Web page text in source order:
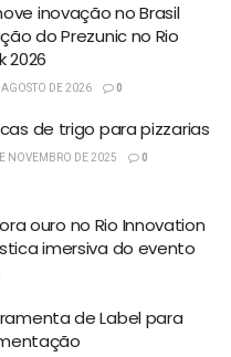
inovação no Brasil
do Prezunic no Rio
2026
DE 2026 0
de trigo para pizzarias
NOVEMBRO DE 2025 0
ouro no Rio Innovation
imersiva do evento
de Label para